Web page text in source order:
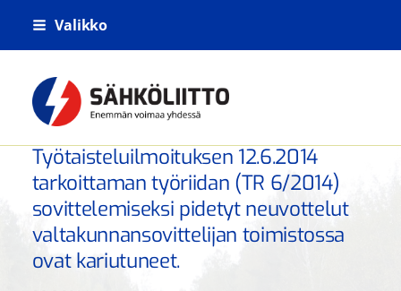
Siirry
sivun
sisältöön
Valikko
Kiskoliikenteen sähkö- tietoliikenne-
Työtaisteluilmoituksen 12.6.2014
tarkoittaman työriidan (TR 6/2014)
sovittelemiseksi pidetyt neuvottelut
valtakunnansovittelijan toimistossa
ovat kariutuneet.